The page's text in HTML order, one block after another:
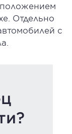
Отдельно
с